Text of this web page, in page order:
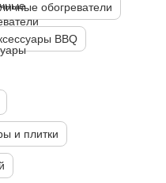
обогреватели
BBQ
и плитки